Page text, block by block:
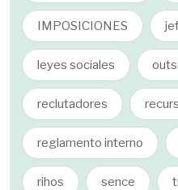
IMPOSICIONES
leyes sociales
reclutadores
reglamento interno
rihos sence